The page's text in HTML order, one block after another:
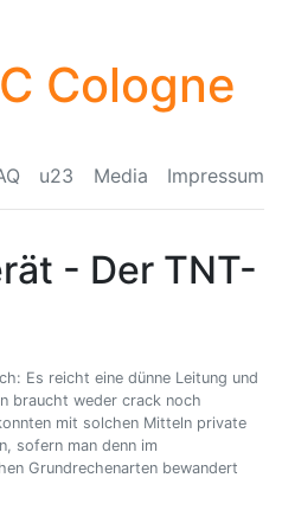
Cologne
u23 Media Impressum
- Der TNT-
Es reicht eine dünne Leitung und
braucht weder crack noch
mit solchen Mitteln private
sofern man denn im
Grundrechenarten bewandert